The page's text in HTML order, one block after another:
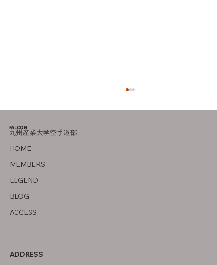
HOME
MEMBERS
LEGEND
BLOG
ACCESS
FALCON
九州産業大学空手道部
ADDRESS